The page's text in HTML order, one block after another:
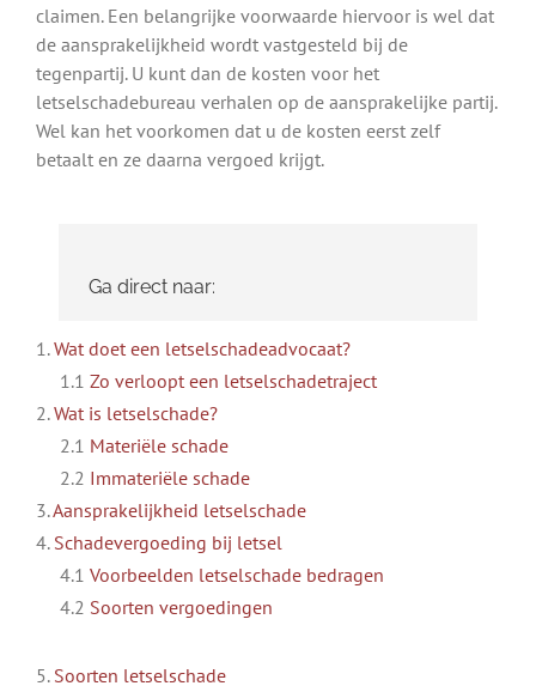
claimen. Een belangrijke voorwaarde hiervoor is wel dat
de aansprakelijkheid wordt vastgesteld bij de
tegenpartij. U kunt dan de kosten voor het
letselschadebureau verhalen op de aansprakelijke partij.
Wel kan het voorkomen dat u de kosten eerst zelf
betaalt en ze daarna vergoed krijgt.
Ga direct naar:
1.Wat doet een letselschadeadvocaat?
1.1 Zo verloopt een letselschadetraject
2.Wat is letselschade?
2.1 Materiële schade
2.2 Immateriële schade
3.Aansprakelijkheid letselschade
4. Schadevergoeding bij letsel
4.1 Voorbeelden letselschade bedragen
4.2 Soorten vergoedingen
5. Soorten letselschade